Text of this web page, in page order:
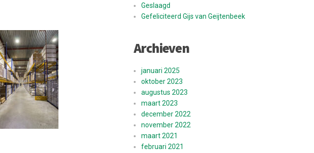
Geslaagd
Gefeliciteerd Gijs van Geijtenbeek
Archieven
januari 2025
oktober 2023
augustus 2023
maart 2023
december 2022
november 2022
maart 2021
februari 2021